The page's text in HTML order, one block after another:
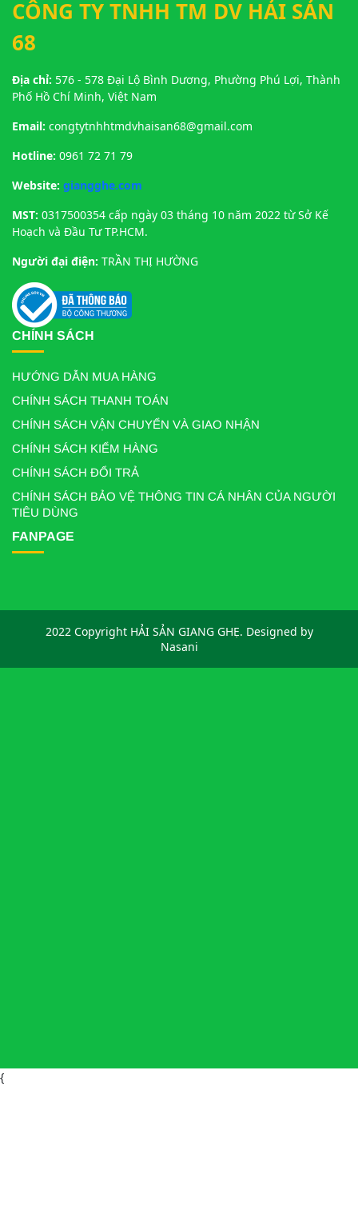
CÔNG TY TNHH TM DV HẢI SẢN
68
Địa chỉ: 576 - 578 Đại Lộ Bình Dương, Phường Phú Lợi, Thành
Phố Hồ Chí Minh, Việt Nam
Email: congtytnhhtmdvhaisan68@gmail.com
Hotline: 0961 72 71 79
Website: giangghe.com
MST: 0317500354 cấp ngày 03 tháng 10 năm 2022 từ Sở Kế
Hoạch và Đầu Tư TP.HCM.
Người đại điện: TRẦN THỊ HƯỜNG
CHÍNH SÁCH
HƯỚNG DẪN MUA HÀNG
CHÍNH SÁCH THANH TOÁN
CHÍNH SÁCH VẬN CHUYỂN VÀ GIAO NHẬN
CHÍNH SÁCH KIỂM HÀNG
CHÍNH SÁCH ĐỔI TRẢ
CHÍNH SÁCH BẢO VỆ THÔNG TIN CÁ NHÂN CỦA NGƯỜI
TIÊU DÙNG
FANPAGE
2022 Copyright HẢI SẢN GIANG GHẸ. Designed by
Nasani
{